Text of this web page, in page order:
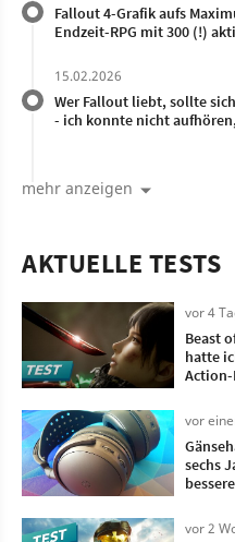
Fallout 4-Grafik aufs
Endzeit-RPG mit 300 (!)
15.02.2026
Wer Fallout liebt, sollte
- ich konnte nicht
mehr anzeigen
AKTUELLE TESTS
vor 4
Beast
hatte
Action-
vorbei
vor
sechs
vor 2